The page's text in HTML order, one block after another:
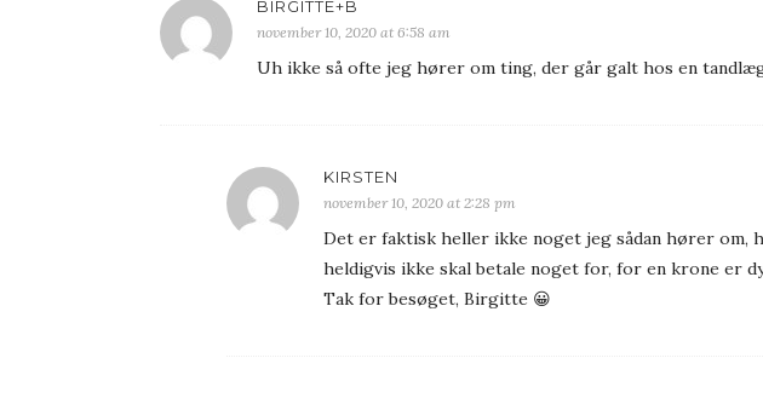
BIRGITTE+B
november 10, 2020 at 6:58 am
Uh ikke så ofte jeg hører om ting, der går galt hos en
KIRSTEN
november 10, 2020 at 2:28 pm
Det er faktisk heller ikke noget jeg sådan hører om,
heldigvis ikke skal betale noget for, for en krone er
Tak for besøget, Birgitte 😀